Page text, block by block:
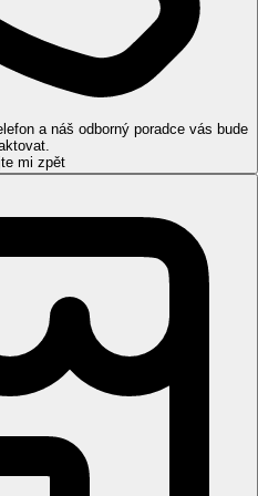
poplatek, veřejná, shuttle servis
bufetu (sladký a slaný), čas 7:30
a veganská varianta snídaně
bazén, sauna, vana, Kneippův
a náš odborný poradce vás bude
mi zpět